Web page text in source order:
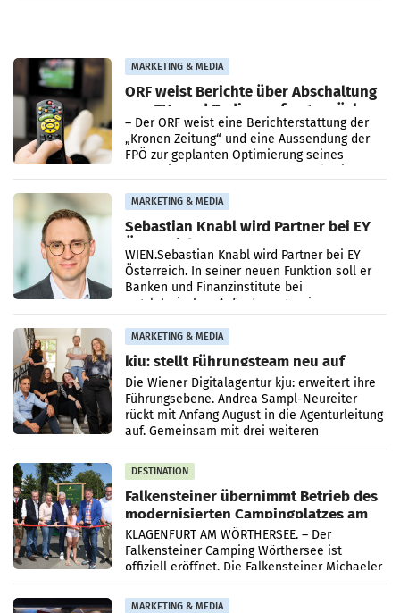
MARKETING & MEDIA
ORF weist Berichte über Abschaltung
von TV- und Radioempfang zurück
– Der ORF weist eine Berichterstattung der
„Kronen Zeitung“ und eine Aussendung der
FPÖ zur geplanten Optimierung seines
MARKETING & MEDIA
Sebastian Knabl wird Partner bei EY
Österreich
WIEN.Sebastian Knabl wird Partner bei EY
Österreich. In seiner neuen Funktion soll er
Banken und Finanzinstitute bei
regulatorischen Anforderungen, im
Risikomanagement und bei
Transformationsprojekten
MARKETING & MEDIA
kju: stellt Führungsteam neu auf
Die Wiener Digitalagentur kju: erweitert ihre
Führungsebene. Andrea Sampl-Neureiter
rückt mit Anfang August in die Agenturleitung
auf. Gemeinsam mit drei weiteren
Neubesetzungen entsteht
DESTINATION
Falkensteiner übernimmt Betrieb des
modernisierten Campingplatzes am
Wörthersee
KLAGENFURT AM WÖRTHERSEE. – Der
Falkensteiner Camping Wörthersee ist
offiziell eröffnet. Die Falkensteiner Michaeler
Tourism Group (FMTG) und die Stadtwerke
Klagenfurt haben den
MARKETING & MEDIA